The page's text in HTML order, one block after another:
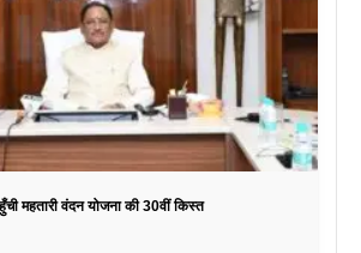
महतारी वंदन योजना की 30वीं किस्त